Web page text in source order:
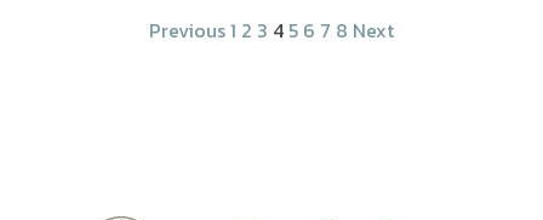
Previous1 2 3 4 5 6 7 8 Next